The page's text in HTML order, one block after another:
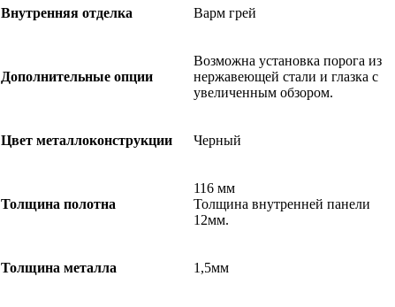
Внутренняя отделка Варм грей
Дополнительные опции
Возможна установка порога из
нержавеющей стали и глазка с
увеличенным обзором.
Цвет металлоконструкции Черный
Толщина полотна
116 мм
Толщина внутренней панели
12мм.
Толщина металла 1,5мм